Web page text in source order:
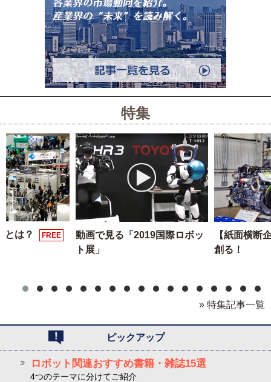
特集
とは？ FREE
動画で見る「2019国際ロボッ
ト展」
【紙面横断
創る！
» 特集記事一覧
ピックアップ
ロボット関連おすすめ書籍・雑誌15選
4つのテーマに分けてご紹介